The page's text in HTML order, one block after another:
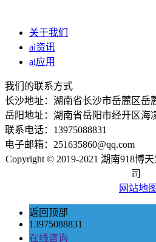
关于我们
ai资讯
ai应用
我们的联系方式
长沙地址：湖南省长沙市岳麓区岳
岳阳地址：湖南省岳阳市经开区海
联系电话：13975088831
电子邮箱：251635860@qq.com
Copyright © 2019-2021 湖南918博
司
网站地图
返回顶部
13975088831
在线咨询